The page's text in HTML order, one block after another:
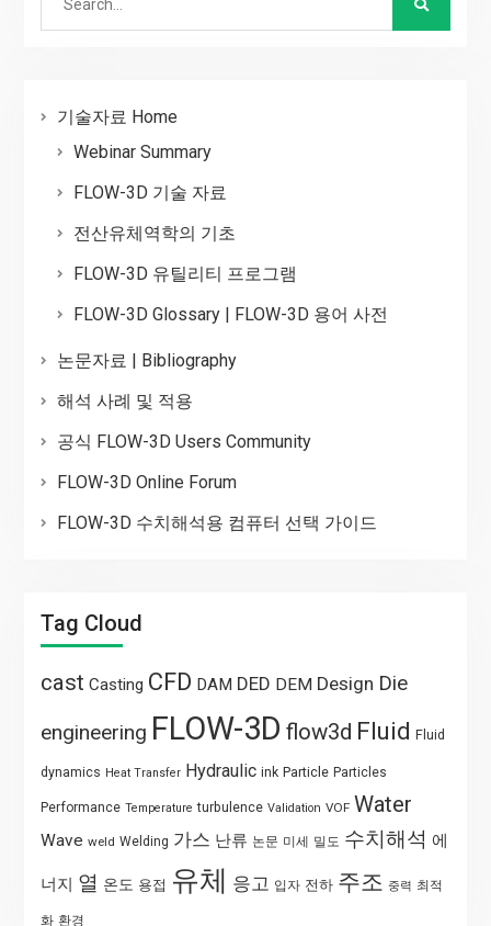
기술자료 Home
Webinar Summary
FLOW-3D 기술 자료
전산유체역학의 기초
FLOW-3D 유틸리티 프로그램
FLOW-3D Glossary | FLOW-3D 용어 사전
논문자료 | Bibliography
해석 사례 및 적용
공식 FLOW-3D Users Community
FLOW-3D Online Forum
FLOW-3D 수치해석용 컴퓨터 선택 가이드
Tag Cloud
cast Casting CFD DAM DED DEM Design Die
engineering FLOW-3D flow3d Fluid Fluid
dynamics Heat Transfer Hydraulic ink Particle Particles
Performance Temperature turbulence Validation VOF Water
Wave weld Welding 가스 난류 논문 미세 밀도 수치해석 에
너지 열 온도 용접 유체 응고 입자 전하 주조 중력 최적
화 환경